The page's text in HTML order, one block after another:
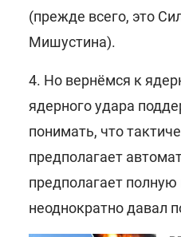
(прежде всего, это
Мишустина).
4. Но вернёмся к
ядерного удара
понимать, что
предполагает
предполагает
неоднократно давал